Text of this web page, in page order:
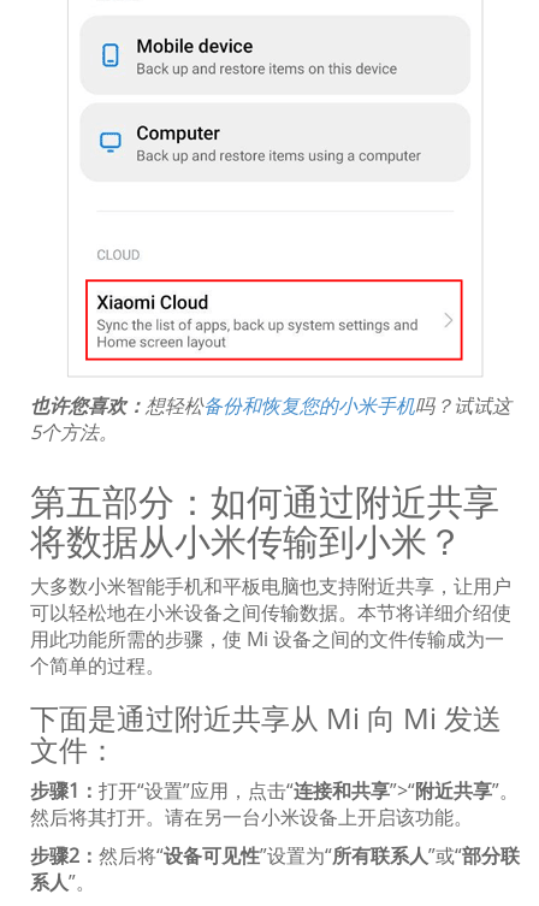
也许您喜欢： 想轻松备份和恢复您的小米手机吗？试试这
5个方法。
第五部分：如何通过附近共享
将数据从小米传输到小米？
大多数小米智能手机和平板电脑也支持附近共享，让用户
可以轻松地在小米设备之间传输数据。本节将详细介绍使
用此功能所需的步骤，使 Mi 设备之间的文件传输成为一
个简单的过程。
下面是通过附近共享从 Mi 向 Mi 发送
文件：
步骤1： 打开“设置”应用，点击“连接和共享”>“附近共享”。
然后将其打开。请在另一台小米设备上开启该功能。
步骤2： 然后将“设备可见性”设置为“所有联系人”或“部分联
系人”。